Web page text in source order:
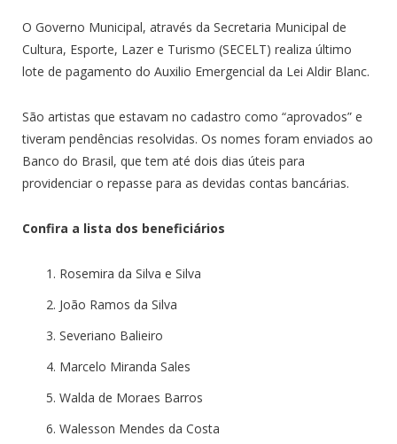
O Governo Municipal, através da Secretaria Municipal de
Cultura, Esporte, Lazer e Turismo (SECELT) realiza último
lote de pagamento do Auxilio Emergencial da Lei Aldir Blanc.
São artistas que estavam no cadastro como “aprovados” e
tiveram pendências resolvidas. Os nomes foram enviados ao
Banco do Brasil, que tem até dois dias úteis para
providenciar o repasse para as devidas contas bancárias.
Confira a lista dos beneficiários
Rosemira da Silva e Silva
João Ramos da Silva
Severiano Balieiro
Marcelo Miranda Sales
Walda de Moraes Barros
Walesson Mendes da Costa